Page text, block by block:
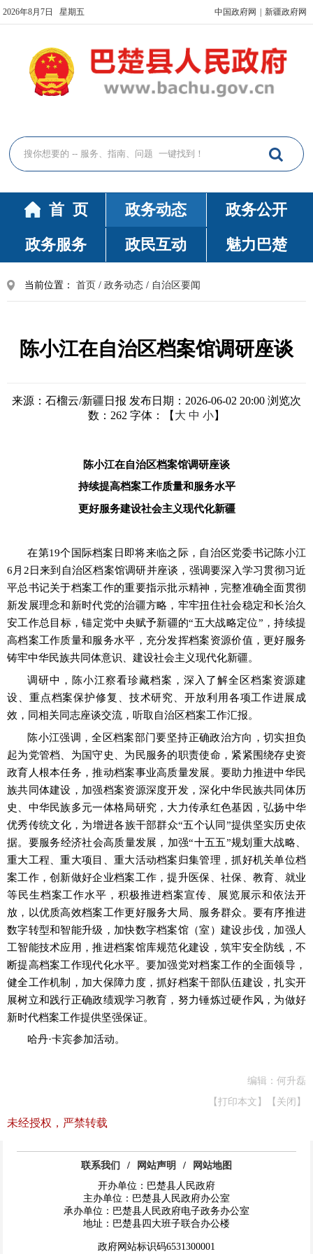
2026年8月7日 星期五 中国政府网 新疆政府网
首 页 政务动态
政务公开
政务服务
政民互动 魅力巴楚
当前位置： 首页 / 政务动态 / 自治区要闻
陈小江在自治区档案馆调研座谈
来源：石榴云/新疆日报 发布日期：2026-06-02 20:00 浏览次
数： 262 字体：【 大 中 小】
陈小江在自治区档案馆调研座谈
持续提高档案工作质量和服务水平
更好服务建设社会主义现代化新疆
在第19个国际档案日即将来临之际，自治区党委书记陈小江
6月2日来到自治区档案馆调研并座谈，强调要深入学习贯彻习近
平总书记关于档案工作的重要指示批示精神，完整准确全面贯彻
新发展理念和新时代党的治疆方略，牢牢扭住社会稳定和长治久
安工作总目标，锚定党中央赋予新疆的“五大战略定位”，持续提
高档案工作质量和服务水平，充分发挥档案资源价值，更好服务
铸牢中华民族共同体意识、建设社会主义现代化新疆。
调研中，陈小江察看珍藏档案，深入了解全区档案资源建
设、重点档案保护修复、技术研究、开放利用各项工作进展成
效，同相关同志座谈交流，听取自治区档案工作汇报。
陈小江强调，全区档案部门要坚持正确政治方向，切实担负
起为党管档、为国守史、为民服务的职责使命，紧紧围绕存史资
政育人根本任务，推动档案事业高质量发展。要助力推进中华民
族共同体建设，加强档案资源深度开发，深化中华民族共同体历
史、中华民族多元一体格局研究，大力传承红色基因，弘扬中华
优秀传统文化，为增进各族干部群众“五个认同”提供坚实历史依
据。要服务经济社会高质量发展，加强“十五五”规划重大战略、
重大工程、重大项目、重大活动档案归集管理，抓好机关单位档
案工作，创新做好企业档案工作，提升医保、社保、教育、就业
等民生档案工作水平，积极推进档案宣传、展览展示和依法开
放，以优质高效档案工作更好服务大局、服务群众。要有序推进
数字转型和智能升级，加快数字档案馆（室）建设步伐，加强人
工智能技术应用，推进档案馆库规范化建设，筑牢安全防线，不
断提高档案工作现代化水平。要加强党对档案工作的全面领导，
健全工作机制，加大保障力度，抓好档案干部队伍建设，扎实开
展树立和践行正确政绩观学习教育，努力锤炼过硬作风，为做好
新时代档案工作提供坚强保证。
哈丹·卡宾参加活动。
编辑：何升磊
【打印本文】
【关闭】
未经授权，严禁转载
联系我们 / 网站声明 /
网站地图
开办单位：巴楚县人民政府
主办单位：巴楚县人民政府办公室
承办单位：巴楚县人民政府电子政务办公室
地址：巴楚县四大班子联合办公楼
政府网站标识码6531300001